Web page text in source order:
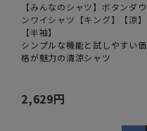
【みんなのシャツ】ボタンダウ
ンワイシャツ【キング】【涼】
【半袖】
シンプルな機能と試しやすい価
格が魅力の清涼シャツ
2,629円